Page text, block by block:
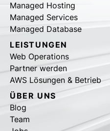
Managed Hosting
Managed Services
Managed Database
LEISTUNGEN
Web Operations
Partner werden
AWS Lösungen & Betrieb
ÜBER UNS
Blog
Team